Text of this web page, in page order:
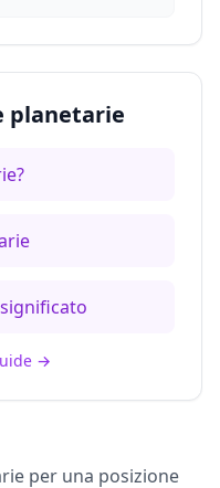
planetarie
→
per una posizione